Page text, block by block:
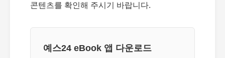
콘텐츠를 확인해 주시기 바랍니다.
예스24 eBook 앱 다운로드